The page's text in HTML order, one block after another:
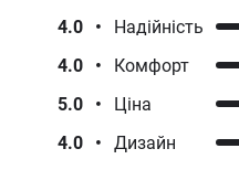
4.0
•
Надійність
4.0
•
Комфорт
5.0
•
Ціна
4.0
•
Дизайн